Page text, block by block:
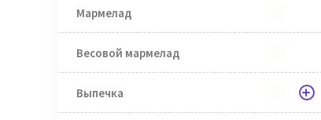
Мармелад
Весовой мармелад
Выпечка